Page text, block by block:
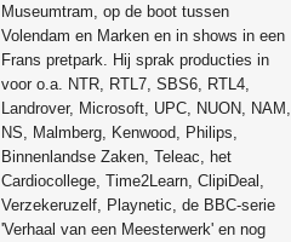
Museumtram, op de boot tussen
Volendam en Marken en in shows in een
Frans pretpark. Hij sprak producties in
voor o.a. NTR, RTL7, SBS6, RTL4,
Landrover, Microsoft, UPC, NUON, NAM,
NS, Malmberg, Kenwood, Philips,
Binnenlandse Zaken, Teleac, het
Cardiocollege, Time2Learn, ClipiDeal,
Verzekeruzelf, Playnetic, de BBC-serie
'Verhaal van een Meesterwerk' en nog